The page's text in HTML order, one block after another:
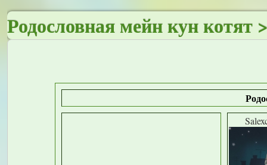
Родословная мейн кун котят